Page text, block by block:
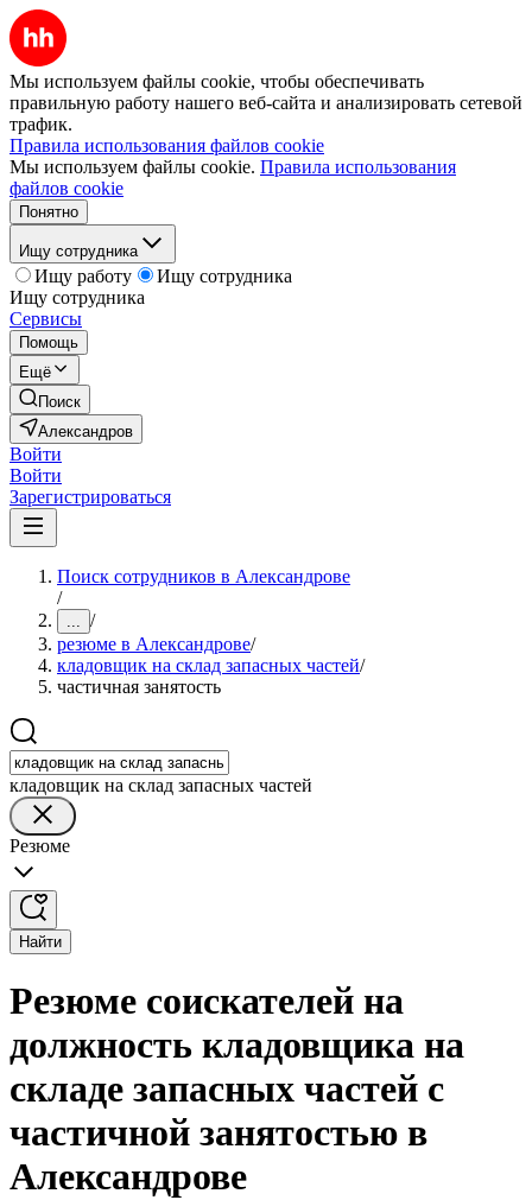
Мы используем файлы cookie, чтобы обеспечивать
правильную работу нашего веб-сайта и анализировать сетевой
трафик.
Правила использования файлов cookie
Мы используем файлы cookie. Правила использования
файлов cookie
Понятно
Ищу сотрудника
Ищу работу
Ищу сотрудника
Ищу сотрудника
Сервисы
Помощь
Ещё
Поиск
Александров
Войти
Войти
Зарегистрироваться
Поиск сотрудников в Александрове
/
... /
резюме в Александрове/
кладовщик на склад запасных частей/
частичная занятость
кладовщик на склад запасных частей
Резюме
Найти
Резюме соискателей на
должность кладовщика на
складе запасных частей с
частичной занятостью в
Александрове